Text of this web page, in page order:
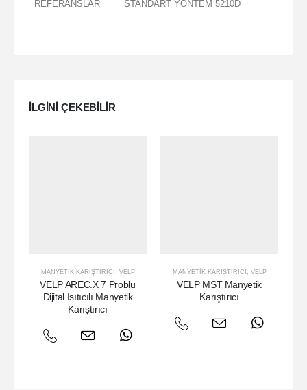
REFERANSLAR
STANDART YÖNTEM 5210D
ILGINI ÇEKEBILIR
MANYETIK KARIŞTIRICI , VELP
VELP AREC.X 7 Problu
Dijital Isıtıcılı Manyetik
Karıştırıcı
MANYETIK KARIŞTIRICI , VELP
VELP MST Manyetik
Karıştırıcı